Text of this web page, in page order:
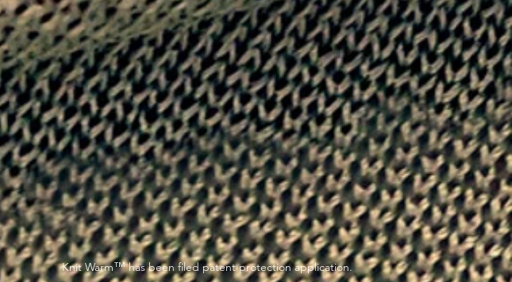
Knit Warm™has been filed patent protection application.